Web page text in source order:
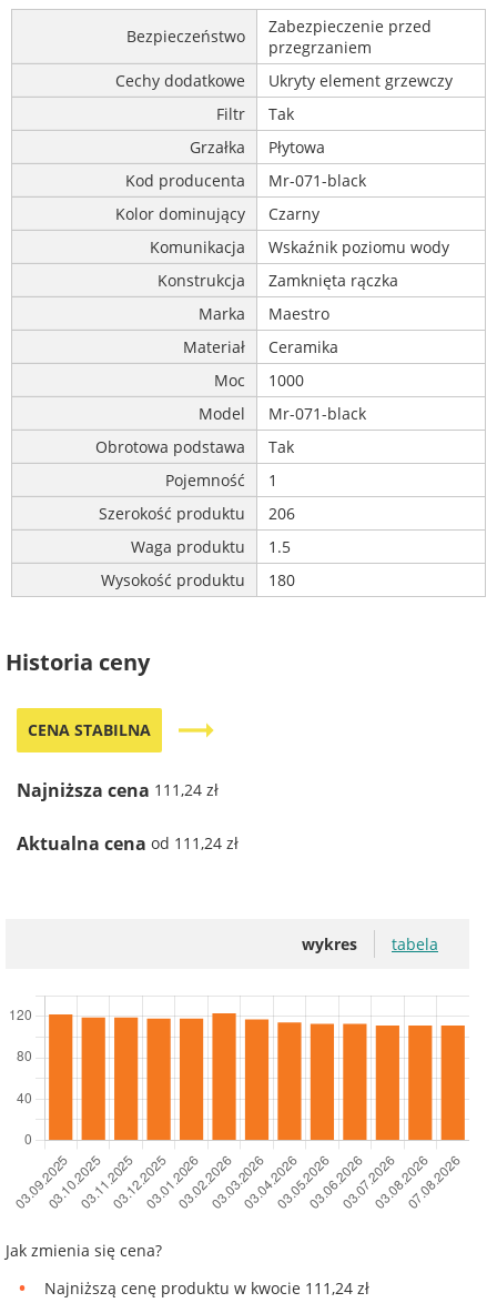
Bezpieczeństwo
Zabezpieczenie przed
przegrzaniem
Cechy dodatkowe
Ukryty element grzewczy
Filtr
Tak
Grzałka
Płytowa
Kod producenta
Mr-071-black
Kolor dominujący
Czarny
Komunikacja
Wskaźnik poziomu wody
Konstrukcja
Zamknięta rączka
Marka
Maestro
Materiał
Ceramika
Moc
1000
Model
Mr-071-black
Obrotowa podstawa
Tak
Pojemność
1
Szerokość produktu
206
Waga produktu
1.5
Wysokość produktu
180
Historia ceny
CENA STABILNA trending_flat
Najniższa cena 111,24 zł
Aktualna cena od 111,24 zł
wykres tabela
Jak zmienia się cena?
Najniższą cenę produktu w kwocie 111,24 zł